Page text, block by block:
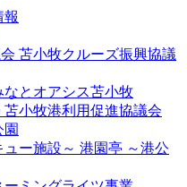
報
苫小牧クルーズ振興協議
なとオアシス苫小牧
苫小牧港利用促進協議会
港園亭 ～港公